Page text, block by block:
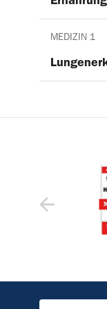
MEDIZIN 1